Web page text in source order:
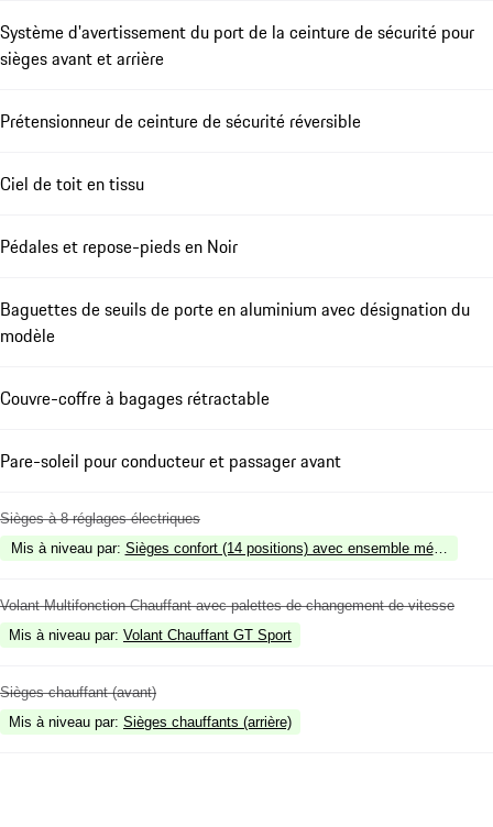
Système d'avertissement du port de la ceinture de sécurité pour
sièges avant et arrière
Prétensionneur de ceinture de sécurité réversible
Ciel de toit en tissu
Pédales et repose-pieds en Noir
Baguettes de seuils de porte en aluminium avec désignation du
modèle
Couvre-coffre à bagages rétractable
Pare-soleil pour conducteur et passager avant
Sièges à 8 réglages électriques
Mis à niveau par: Sièges confort (14 positions) avec ensemble mémoire
Volant Multifonction Chauffant avec palettes de changement de vitesse
Mis à niveau par: Volant Chauffant GT Sport
Sièges chauffant (avant)
Mis à niveau par: Sièges chauffants (arrière)